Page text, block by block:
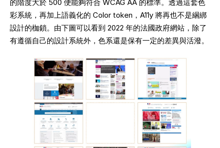
的階度大於 500 便能夠符合 WCAG AA 的標準。透過這套色
彩系統，再加上語義化的 Color token，A11y 將再也不是綑綁
設計的枷鎖。由下圖可以看到 2022 年的法國政府網站，除了
有遵循自己的設計系統外，色系還是保有一定的差異與活潑。